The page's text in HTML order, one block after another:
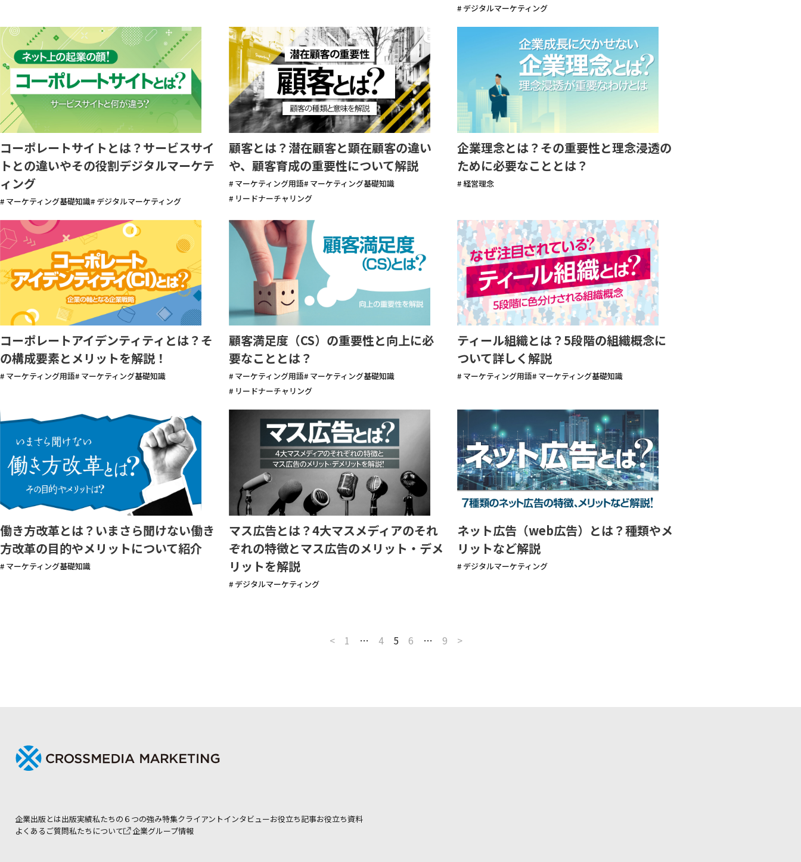
# デジタルマーケティング
コーポレートサイトとは？サービスサイ
トとの違いやその役割デジタルマーケテ
ィング
# マーケティング基礎知識# デジタルマーケティング
顧客とは？潜在顧客と顕在顧客の違い
や、顧客育成の重要性について解説
# マーケティング用語# マーケティング基礎知識
# リードナーチャリング
企業理念とは？その重要性と理念浸透の
ために必要なこととは？
# 経営理念
コーポレートアイデンティティとは？そ
の構成要素とメリットを解説！
# マーケティング用語# マーケティング基礎知識
顧客満足度（CS）の重要性と向上に必
要なこととは？
# マーケティング用語# マーケティング基礎知識
# リードナーチャリング
ティール組織とは？5段階の組織概念に
ついて詳しく解説
# マーケティング用語# マーケティング基礎知識
働き方改革とは？いまさら聞けない働き
方改革の目的やメリットについて紹介
# マーケティング基礎知識
マス広告とは？4大マスメディアのそれ
ぞれの特徴とマス広告のメリット・デメ
リットを解説
# デジタルマーケティング
ネット広告（web広告）とは？種類やメ
リットなど解説
# デジタルマーケティング
< 1 … 4 5 6 … 9 >
企業出版とは出版実績私たちの６つの強み特集クライアントインタビューお役立ち記事お役立ち資料
よくあるご質問私たちについて 企業グループ情報